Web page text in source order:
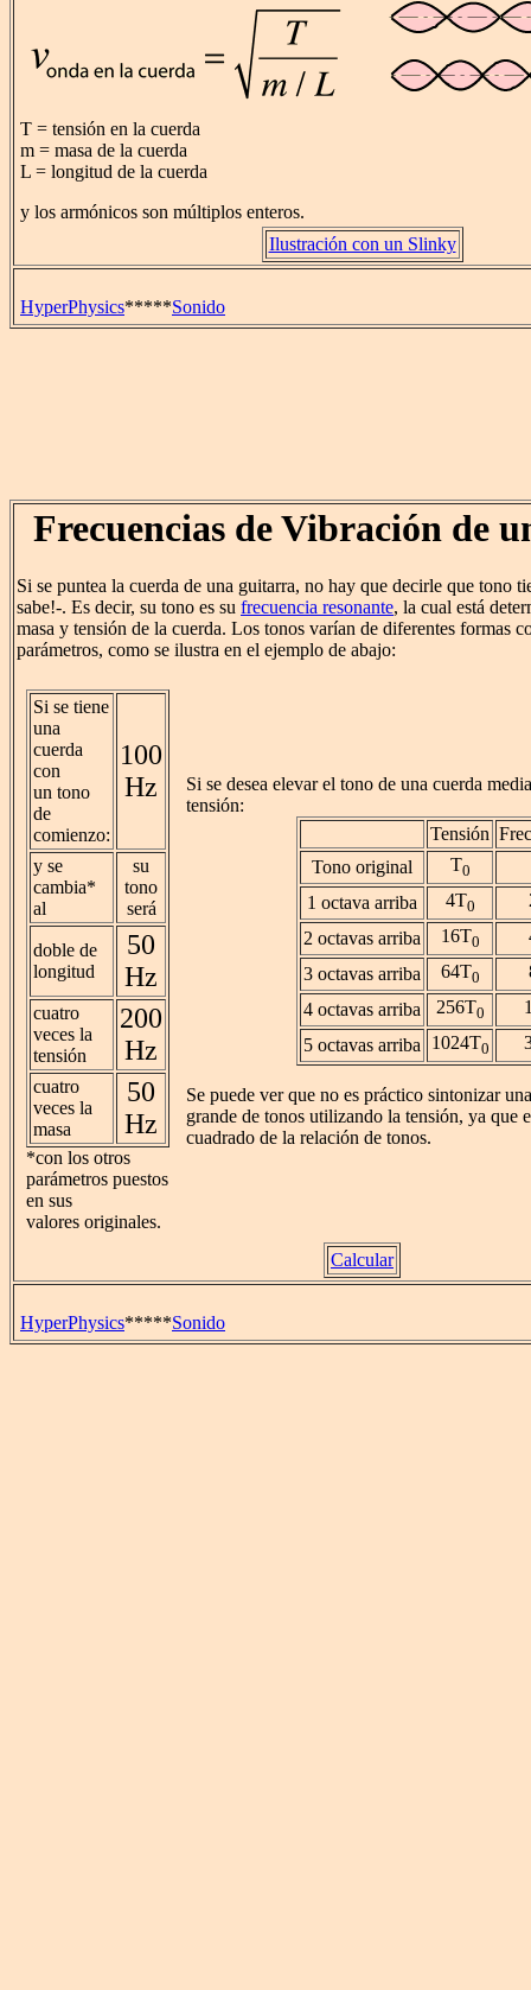
T = tensión en la cuerda
m = masa de la cuerda
L = longitud de la cuerda
y los armónicos son múltiplos enteros.
Ilustración con un Slinky
HyperPhysics*****Sonido
Frecuencias de Vibración de
Si se puntea la cuerda de una guitarra, no hay que decirle que tono
sabe!-. Es decir, su tono es su frecuencia resonante, la cual está
masa y tensión de la cuerda. Los tonos varían de diferentes formas
parámetros, como se ilustra en el ejemplo de abajo:
Si se tiene
una
cuerda
con
un tono
de
comienzo:
100
Hz
y se
cambia*
al
su
tono
será
doble de
longitud
50
Hz
cuatro
veces la
tensión
200
Hz
cuatro
veces la
masa
50
Hz
*con los otros
parámetros puestos
en sus
valores originales.
Si se desea elevar el tono de una cuerda
tensión:
Tensión
Tono original
T0
1 octava arriba 4T0
2 octavas arriba
16T0
3 octavas arriba
64T0
4 octavas arriba
256T0
5 octavas arriba 1024T0
Se puede ver que no es práctico sintonizar
grande de tonos utilizando la tensión, ya que
cuadrado de la relación de tonos.
Calcular
HyperPhysics*****Sonido